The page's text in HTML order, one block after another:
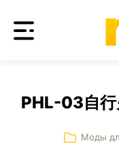
PHL-03自
Моды